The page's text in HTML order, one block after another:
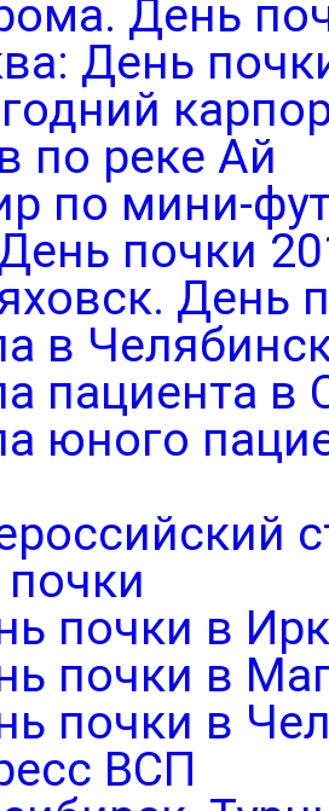
День
День
по реке Ай
по мини-
почки
День
в
пациента в
юного
почки в
почки в
почки в
ВСП